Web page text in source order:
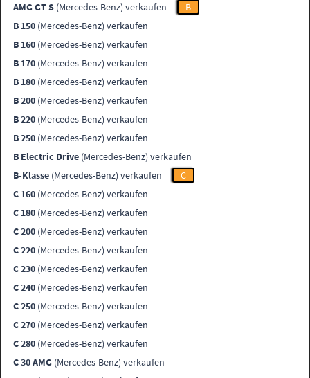
AMG GT S (Mercedes-Benz) verkaufen
B
B 150 (Mercedes-Benz) verkaufen
B 160 (Mercedes-Benz) verkaufen
B 170 (Mercedes-Benz) verkaufen
B 180 (Mercedes-Benz) verkaufen
B 200 (Mercedes-Benz) verkaufen
B 220 (Mercedes-Benz) verkaufen
B 250 (Mercedes-Benz) verkaufen
B Electric Drive (Mercedes-Benz) verkaufen
B-Klasse (Mercedes-Benz) verkaufen
C
C 160 (Mercedes-Benz) verkaufen
C 180 (Mercedes-Benz) verkaufen
C 200 (Mercedes-Benz) verkaufen
C 220 (Mercedes-Benz) verkaufen
C 230 (Mercedes-Benz) verkaufen
C 240 (Mercedes-Benz) verkaufen
C 250 (Mercedes-Benz) verkaufen
C 270 (Mercedes-Benz) verkaufen
C 280 (Mercedes-Benz) verkaufen
C 30 AMG (Mercedes-Benz) verkaufen